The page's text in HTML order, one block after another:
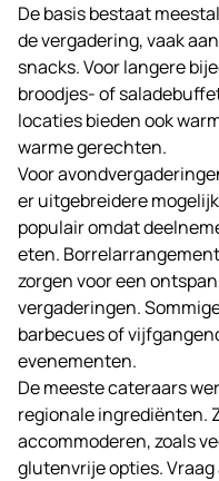
De basis bestaat
de vergadering, vaak
snacks. Voor langere
broodjes- of
locaties bieden ook
warme gerechten.
Voor
er uitgebreidere
populair omdat
eten.
zorgen voor een
vergaderingen.
barbecues of
evenementen.
De meeste cateraars
regionale ingrediënten.
accommoderen, zoals
glutenvrije opties.